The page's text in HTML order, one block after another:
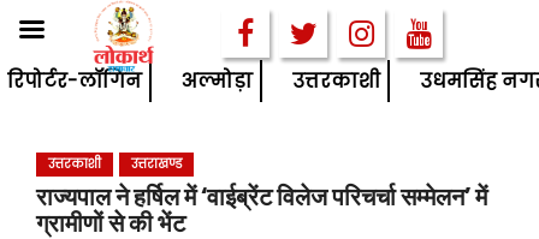
Sरिपोर्टर-लॉगिन अल्मोड़ा उत्तरकाशी उधमसिंह
उत्तरकाशी उत्तराखण्ड
राज्यपाल ने हर्षिल में ‘वाईब्रेंट विलेज परिचर्चा सम्मेलन’ में
ग्रामीणों से की भेंट